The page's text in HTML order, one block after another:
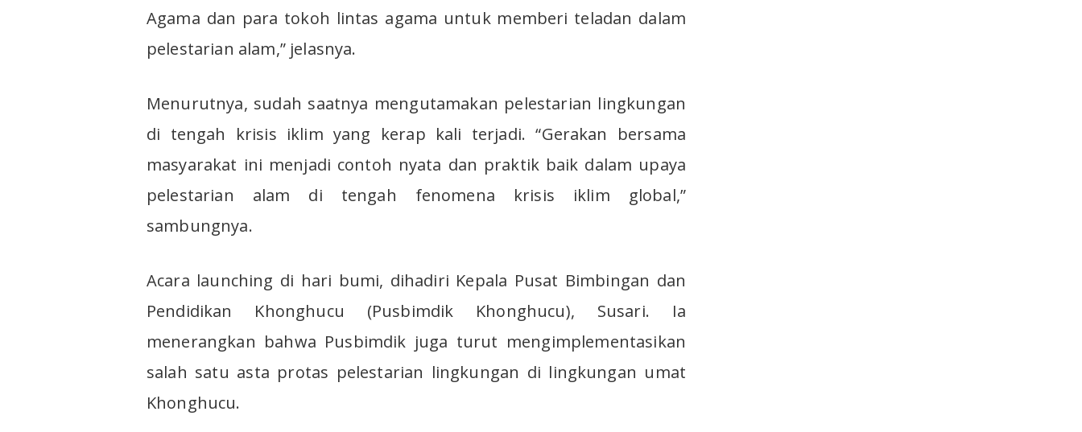
Agama dan para tokoh lintas agama untuk memberi teladan dalam
pelestarian alam,” jelasnya.
Menurutnya, sudah saatnya mengutamakan pelestarian lingkungan
di tengah krisis iklim yang kerap kali terjadi. “Gerakan bersama
masyarakat ini menjadi contoh nyata dan praktik baik dalam upaya
pelestarian alam di tengah fenomena krisis iklim global,”
sambungnya.
Acara launching di hari bumi, dihadiri Kepala Pusat Bimbingan dan
Pendidikan Khonghucu (Pusbimdik Khonghucu), Susari. Ia
menerangkan bahwa Pusbimdik juga turut mengimplementasikan
salah satu asta protas pelestarian lingkungan di lingkungan umat
Khonghucu.